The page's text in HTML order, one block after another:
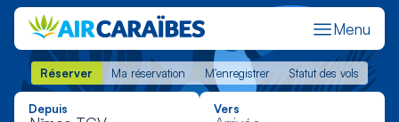
Menu
Réserver Ma réservation M'enregistrer Statut des vols
Réserver Ma réservation M'enregistrer Statut des vols
Depuis Vers